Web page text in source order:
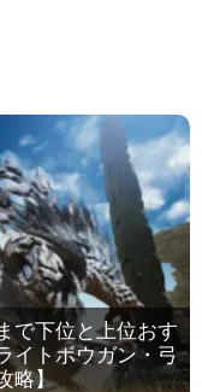
で下位と上位おす
イトボウガン・弓
略】